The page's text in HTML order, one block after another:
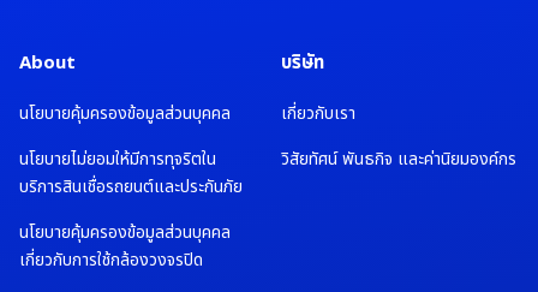
About
นโยบายคุ้มครองข้อมูลส่วนบุคคล
นโยบายไม่ยอมให้มีการทุจริตใน
บริการสินเชื่อรถยนต์และประกันภัย
นโยบายคุ้มครองข้อมูลส่วนบุคคล
เกี่ยวกับการใช้กล้องวงจรปิด
บริษัท
เกี่ยวกับเรา
วิสัยทัศน์ พันธกิจ และค่านิยมองค์กร